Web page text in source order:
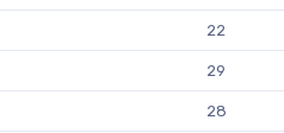
22
29
28